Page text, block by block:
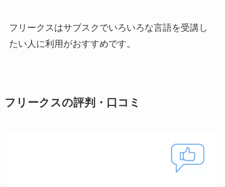
フリークスはサブスクでいろいろな言語を受講し
たい人に利用がおすすめです。
フリークスの評判・口コミ